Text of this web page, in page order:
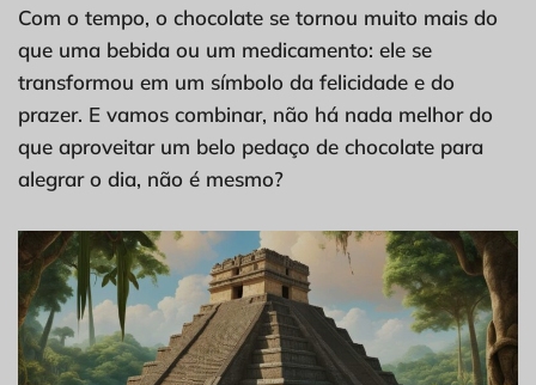
Com o tempo, o chocolate se tornou muito mais do
que uma bebida ou um medicamento: ele se
transformou em um símbolo da felicidade e do
prazer. E vamos combinar, não há nada melhor do
que aproveitar um belo pedaço de chocolate para
alegrar o dia, não é mesmo?